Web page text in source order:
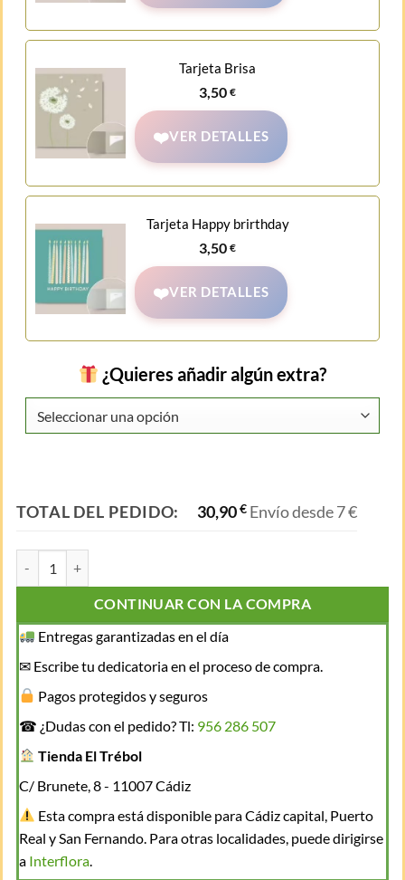
Tarjeta Brisa
3,50€
VER DETALLES
Tarjeta Happy brirthday
3,50€
VER DETALLES
¿Quieres añadir algún extra?
TOTAL DEL PEDIDO: 30,90€ Envío desde 7 €
CONTINUAR CON LA COMPRA
Entregas garantizadas en el día
✉ Escribe tu dedicatoria en el proceso de compra.
Pagos protegidos y seguros
☎ ¿Dudas con el pedido? Tl: 956 286 507
Tienda El Trébol
C/ Brunete, 8 - 11007 Cádiz
Esta compra está disponible para Cádiz capital, Puerto
Real y San Fernando. Para otras localidades, puede dirigirse
a Interflora